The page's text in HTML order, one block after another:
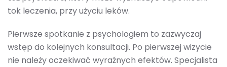
tok leczenia, przy użyciu leków.
Pierwsze spotkanie z psychologiem to zazwyczaj
wstęp do kolejnych konsultacji. Po pierwszej wizycie
nie należy oczekiwać wyraźnych efektów. Specjalista